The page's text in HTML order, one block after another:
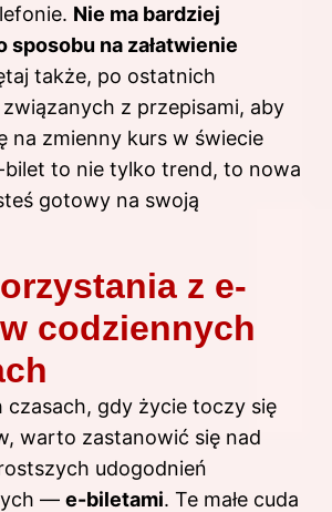
Nie ma bardziej
sposobu na załatwienie
także, po ostatnich
z przepisami, aby
na zmienny kurs w świecie
bilet to nie tylko trend, to nowa
gotowy na swoją
z e-
codziennych
czasach, gdy życie toczy się
warto zastanowić się nad
udogodnień
— e-biletami. Te małe cuda